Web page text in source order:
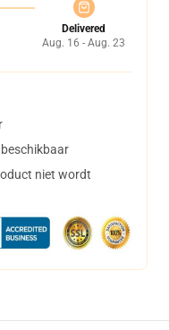
Delivered
Aug. 16 - Aug. 23
niet wordt